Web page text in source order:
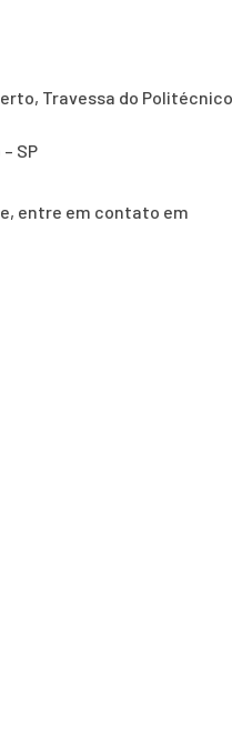
Travessa do
SP
entre em contato em